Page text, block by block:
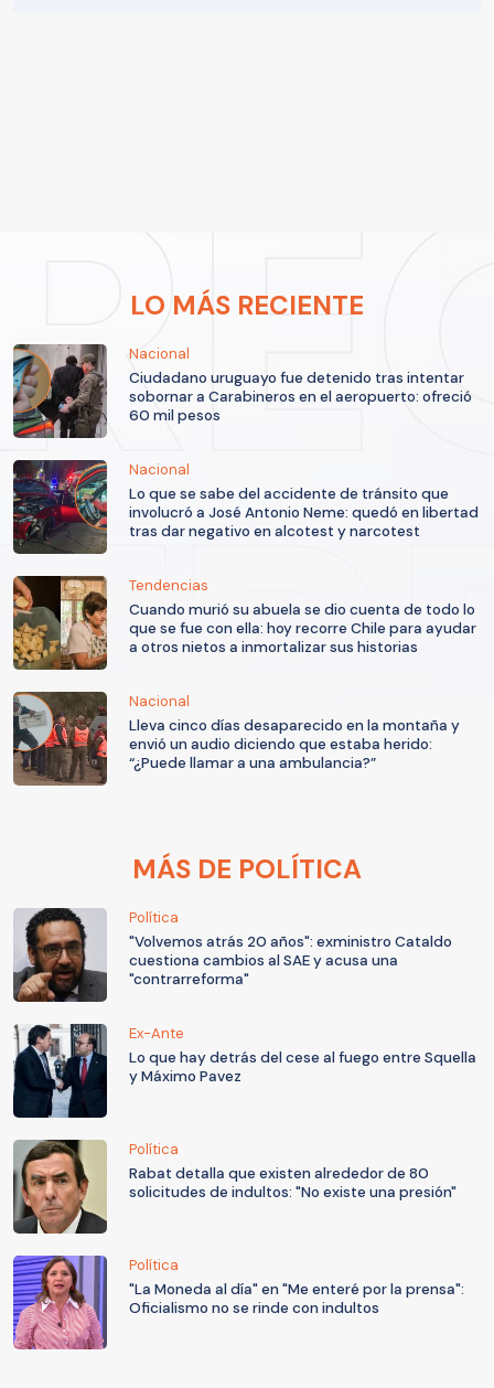
LO MÁS RECIENTE
Nacional
Ciudadano uruguayo fue detenido tras intentar
sobornar a Carabineros en el aeropuerto: ofreció
60 mil pesos
Nacional
Lo que se sabe del accidente de tránsito que
involucró a José Antonio Neme: quedó en libertad
tras dar negativo en alcotest y narcotest
Tendencias
Cuando murió su abuela se dio cuenta de todo lo
que se fue con ella: hoy recorre Chile para ayudar
a otros nietos a inmortalizar sus historias
Nacional
Lleva cinco días desaparecido en la montaña y
envió un audio diciendo que estaba herido:
“¿Puede llamar a una ambulancia?”
MÁS DE POLÍTICA
Política
"Volvemos atrás 20 años": exministro Cataldo
cuestiona cambios al SAE y acusa una
"contrarreforma"
Ex-Ante
Lo que hay detrás del cese al fuego entre Squella
y Máximo Pavez
Política
Rabat detalla que existen alrededor de 80
solicitudes de indultos: "No existe una presión"
Política
"La Moneda al día" en "Me enteré por la prensa":
Oficialismo no se rinde con indultos